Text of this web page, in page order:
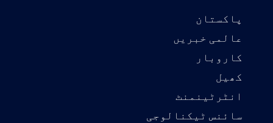
پاکستان
عالمی خبریں
کاروبار
کھیل
انٹرٹینمنٹ
سائنس ٹیکنالوجی